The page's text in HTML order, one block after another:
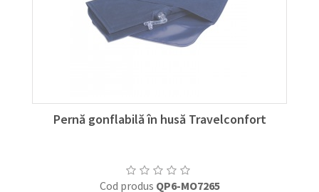
Pernă gonflabilă în husă Travelconfort
Cod produs QP6-MO7265